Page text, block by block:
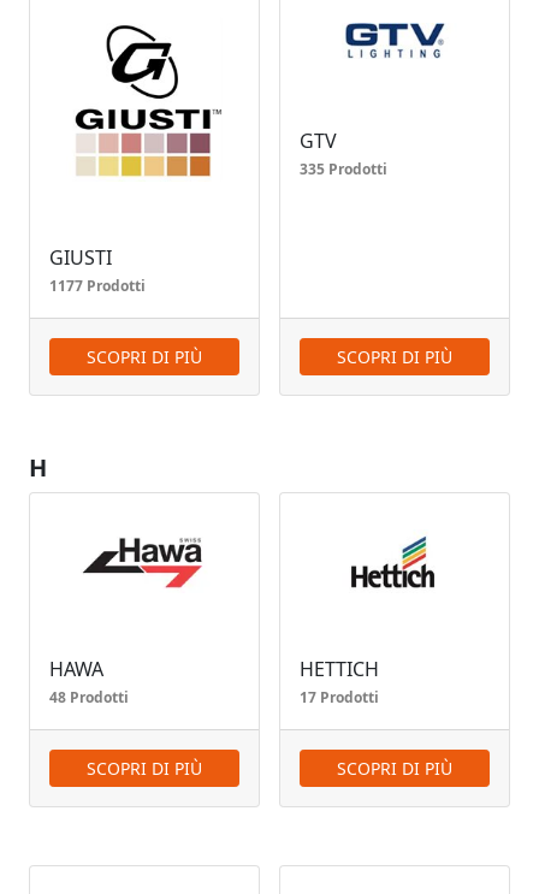
GIUSTI
1177 Prodotti
SCOPRI DI PIÙ
GTV
335 Prodotti
SCOPRI DI PIÙ
H
HAWA
48 Prodotti
SCOPRI DI PIÙ
HETTICH
17 Prodotti
SCOPRI DI PIÙ